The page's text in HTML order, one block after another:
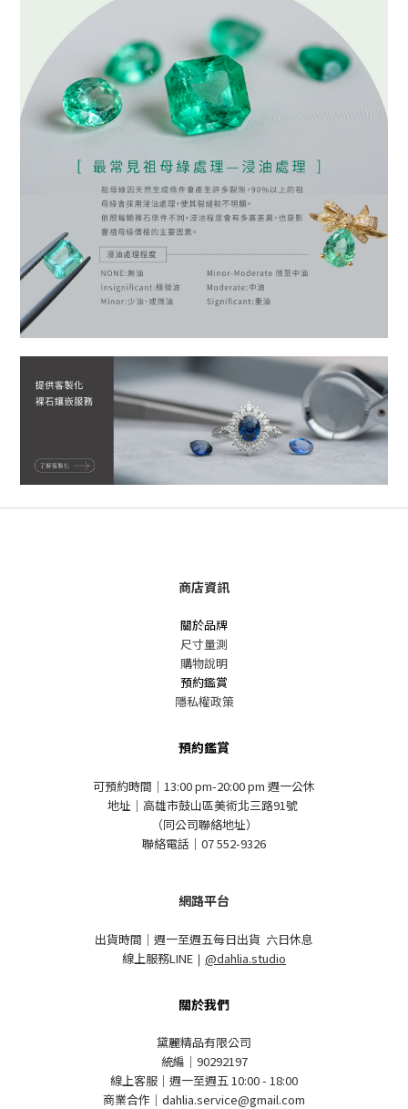
商店資訊
關於品牌
尺寸量測
購物說明
預約鑑賞
隱私權政策
預約鑑賞
可預約時間｜13:00 pm-20:00 pm 週一公休
地址｜高雄市鼓山區美術北三路91號
（同公司聯絡地址）
聯絡電話｜07 552-9326
網路平台
出貨時間｜週一至週五每日出貨 六日休息
線上服務LINE ｜ @dahlia.studio
關於我們
黛麗精品有限公司
統編｜90292197
線上客服｜週一至週五 10:00 - 18:00
商業合作｜dahlia.service@gmail.com